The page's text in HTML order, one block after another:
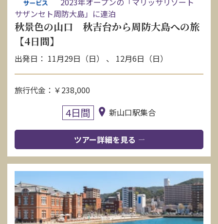
サザンセト周防大島」に連泊
秋景色の山口 秋吉台から周防大島への旅
【4日間】
出発日： 11月29日（日） 、 12月6日（日）
旅行代金：￥238,000
4日間 新山口駅集合
ツアー詳細を見る